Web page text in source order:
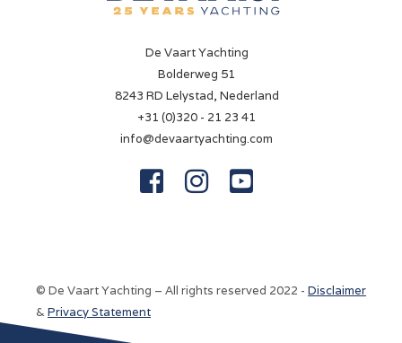
De Vaart Yachting
Bolderweg 51
8243 RD Lelystad, Nederland
+31 (0)320 - 21 23 41
info@devaartyachting.com
  
© De Vaart Yachting – All rights reserved 2022 - Disclaimer
& Privacy Statement